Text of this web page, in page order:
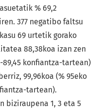
% 69,2
377 negatibo faltsu
69 urtetik gorako
88,38koa izan zen
89,45 konfiantza-tartean)
99,96koa (% 95eko
tartean).
biziraupena 1, 3 eta 5